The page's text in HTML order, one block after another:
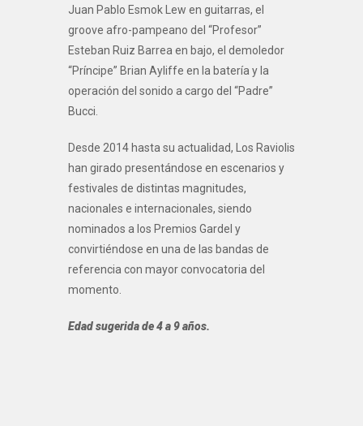
Juan Pablo Esmok Lew en guitarras, el
groove afro-pampeano del “Profesor”
Esteban Ruiz Barrea en bajo, el demoledor
“Príncipe” Brian Ayliffe en la batería y la
operación del sonido a cargo del “Padre”
Bucci.
Desde 2014 hasta su actualidad, Los Raviolis
han girado presentándose en escenarios y
festivales de distintas magnitudes,
nacionales e internacionales, siendo
nominados a los Premios Gardel y
convirtiéndose en una de las bandas de
referencia con mayor convocatoria del
momento.
Edad sugerida de 4 a 9 años.